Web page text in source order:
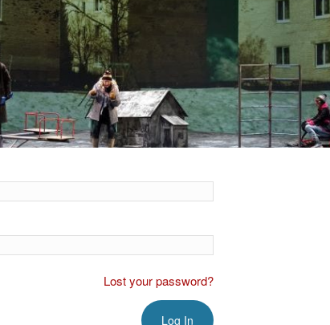
Lost your password?